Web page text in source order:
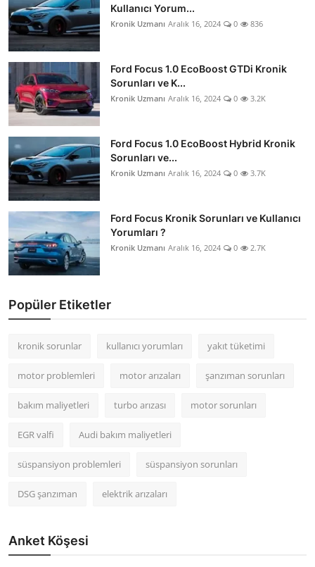
Kullanıcı Yorum...
Kronik Uzmanı Aralık 16, 2024 0 836
Ford Focus 1.0 EcoBoost GTDi Kronik
Sorunları ve K...
Kronik Uzmanı Aralık 16, 2024 0 3.2K
Ford Focus 1.0 EcoBoost Hybrid Kronik
Sorunları ve...
Kronik Uzmanı Aralık 16, 2024 0 3.7K
Ford Focus Kronik Sorunları ve Kullanıcı
Yorumları ?
Kronik Uzmanı Aralık 16, 2024 0 2.7K
Popüler Etiketler
kronik sorunlar kullanıcı yorumları yakıt tüketimi
motor problemleri motor arızaları şanzıman sorunları
bakım maliyetleri turbo arızası motor sorunları
EGR valfi Audi bakım maliyetleri
süspansiyon problemleri süspansiyon sorunları
DSG şanzıman elektrik arızaları
Anket Köşesi